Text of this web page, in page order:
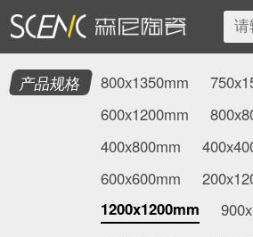
产品规格 800x1350mm
600x1200mm
400x800mm
600x600mm
1200x1200mm